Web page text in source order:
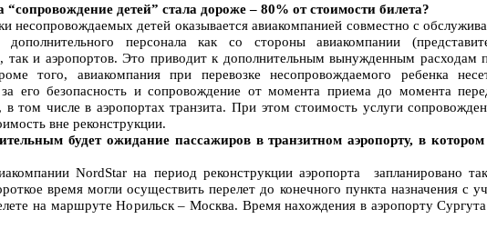
детей” стала дороже – 80% от стоимости билета?
несопровождаемых детей оказывается авиакомпанией совместно с
персонала как со стороны авиакомпании
так и аэропортов. Это приводит к дополнительным вынужденным расходам
того, авиакомпания при перевозке несопровождаемого ребенка
за его безопасность и сопровождение от момента приема до момента
в том числе в аэропортах транзита. При этом стоимость услуги
вне реконструкции.
будет ожидание пассажиров в транзитном аэропорту, в
NordStar на период реконструкции аэропорта запланировано
время могли осуществить перелет до конечного пункта назначения с
на маршруте Норильск – Москва. Время нахождения в аэропорту